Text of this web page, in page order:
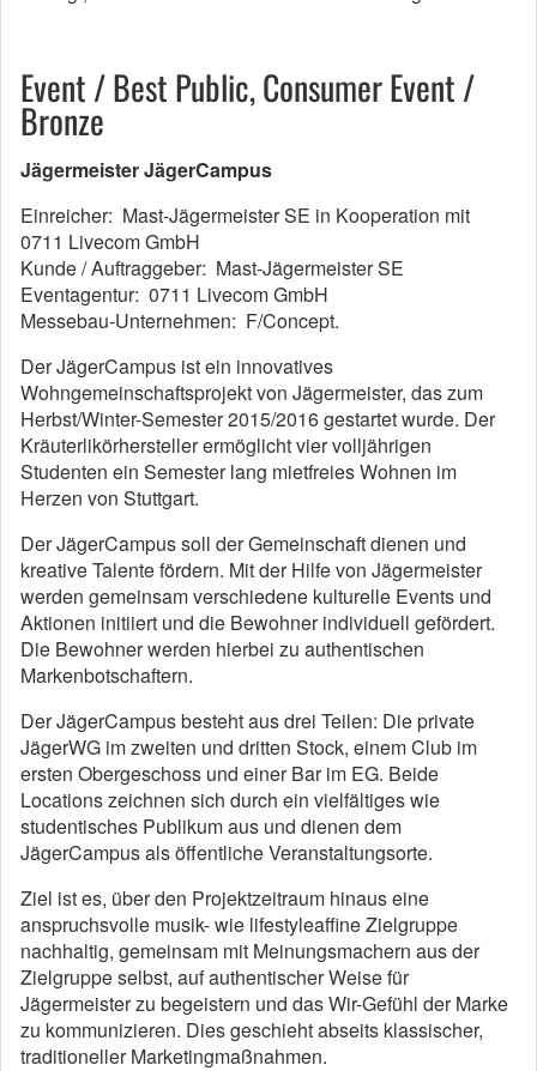
Event / Best Public, Consumer Event /
Bronze
Jägermeister JägerCampus
Einreicher: Mast-Jägermeister SE in Kooperation mit
0711 Livecom GmbH
Kunde / Auftraggeber: Mast-Jägermeister SE
Eventagentur: 0711 Livecom GmbH
Messebau-Unternehmen: F/Concept.
Der JägerCampus ist ein innovatives
Wohngemeinschaftsprojekt von Jägermeister, das zum
Herbst/Winter-Semester 2015/2016 gestartet wurde. Der
Kräuterlikörhersteller ermöglicht vier volljährigen
Studenten ein Semester lang mietfreies Wohnen im
Herzen von Stuttgart.
Der JägerCampus soll der Gemeinschaft dienen und
kreative Talente fördern. Mit der Hilfe von Jägermeister
werden gemeinsam verschiedene kulturelle Events und
Aktionen initiiert und die Bewohner individuell gefördert.
Die Bewohner werden hierbei zu authentischen
Markenbotschaftern.
Der JägerCampus besteht aus drei Teilen: Die private
JägerWG im zweiten und dritten Stock, einem Club im
ersten Obergeschoss und einer Bar im EG. Beide
Locations zeichnen sich durch ein vielfältiges wie
studentisches Publikum aus und dienen dem
JägerCampus als öffentliche Veranstaltungsorte.
Ziel ist es, über den Projektzeitraum hinaus eine
anspruchsvolle musik- wie lifestyleaffine Zielgruppe
nachhaltig, gemeinsam mit Meinungsmachern aus der
Zielgruppe selbst, auf authentischer Weise für
Jägermeister zu begeistern und das Wir-Gefühl der Marke
zu kommunizieren. Dies geschieht abseits klassischer,
traditioneller Marketingmaßnahmen.